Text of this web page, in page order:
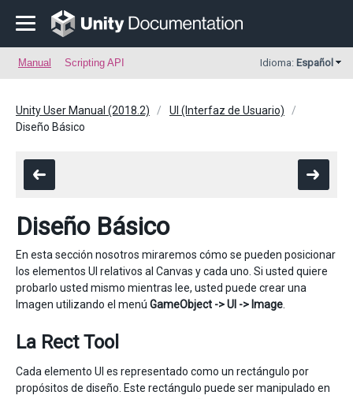
Manual Scripting API Idioma: Español
Unity User Manual (2018.2)
UI (Interfaz de Usuario)
Diseño Básico
Diseño Básico
En esta sección nosotros miraremos cómo se pueden posicionar
los elementos UI relativos al Canvas y cada uno. Si usted quiere
probarlo usted mismo mientras lee, usted puede crear una
Imagen utilizando el menú GameObject -> UI -> Image
La Rect Tool
Cada elemento UI es representado como un rectángulo por
propósitos de diseño. Este rectángulo puede ser manipulado en